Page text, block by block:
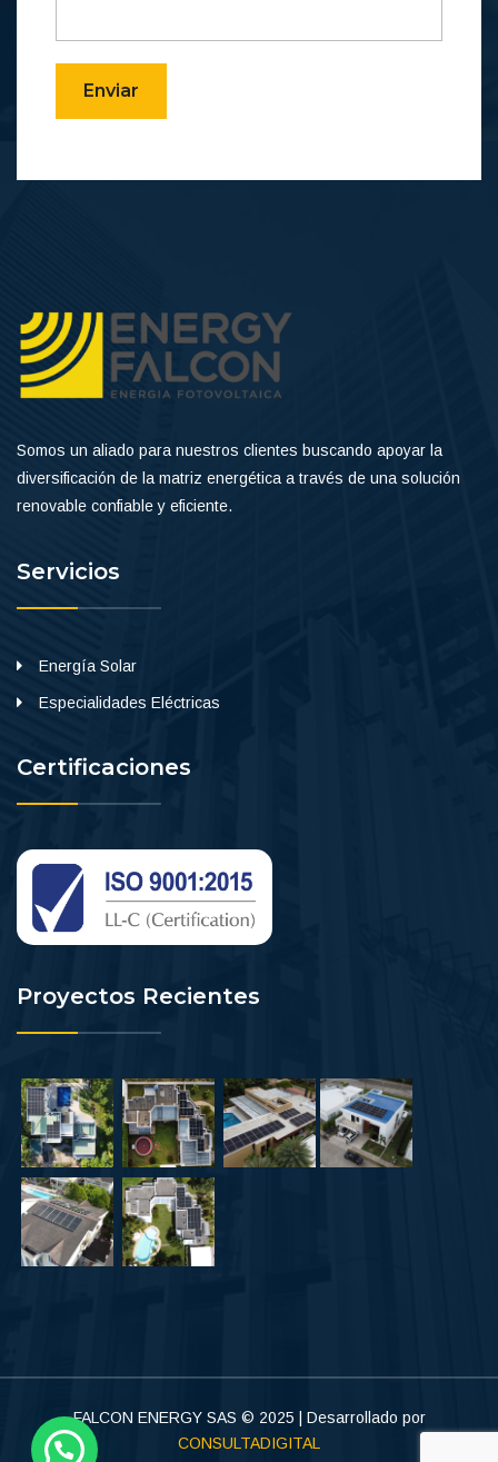
Enviar
Somos un aliado para nuestros clientes buscando apoyar la
diversificación de la matriz energética a través de una solución
renovable confiable y eficiente.
Servicios
Energía Solar
Especialidades Eléctricas
Certificaciones
Proyectos Recientes
FALCON ENERGY SAS © 2025 | Desarrollado por
CONSULTADIGITAL
¿Necesitas ayuda?